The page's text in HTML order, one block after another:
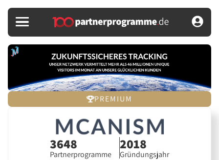
PREMIUM
3648
Partnerprogramme
2018
Gründungsjahr